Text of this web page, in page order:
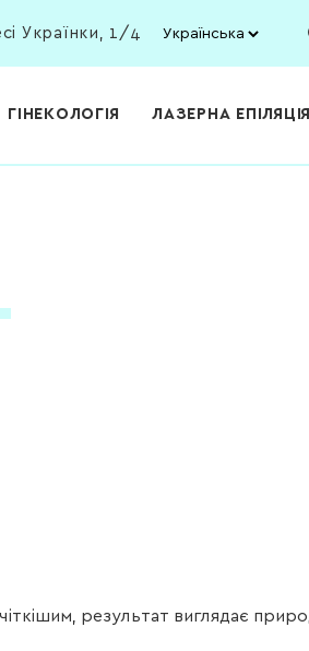
Українки, 1/4
ГІНЕКОЛОГІЯ ЛАЗЕРНА ЕПІЛЯЦІЯ
результат виглядає